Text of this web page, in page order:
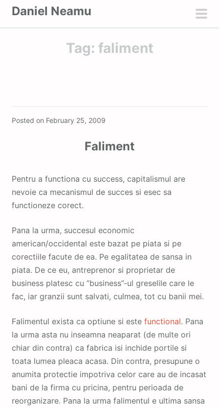
Daniel Neamu
Tag: faliment
Posted on February 25, 2009
Faliment
Pentru a functiona cu success, capitalismul are
nevoie ca mecanismul de succes si esec sa
functioneze corect.
Pana la urma, succesul economic
american/occidental este bazat pe piata si pe
corectiile facute de ea. Pe egalitatea de sansa in
piata. De ce eu, antreprenor si proprietar de
business platesc cu “business”-ul greselile care le
fac, iar granzii sunt salvati, culmea, tot cu banii mei.
Falimentul exista ca optiune si este functional. Pana
la urma asta nu inseamna neaparat (de multe ori
chiar din contra) ca fabrica isi inchide portile si
toata lumea pleaca acasa. Din contra, presupune o
anumita protectie impotriva celor care au de incasat
bani de la firma cu pricina, pentru perioada de
reorganizare. Pana la urma falimentul e ultima sansa